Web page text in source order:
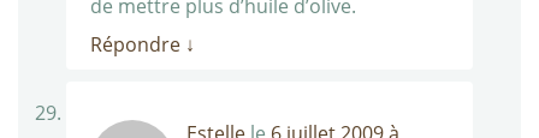
de mettre plus d’huile d’olive.
Répondre ↓
Estelle le 6 juillet 2009 à